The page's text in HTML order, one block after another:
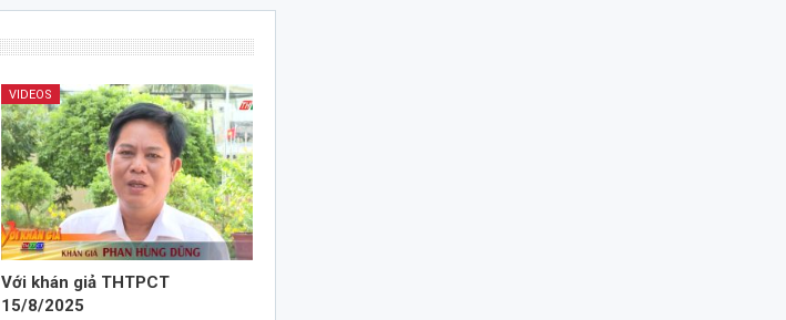
VIDEOS
Với khán giả THTPCT
15/8/2025